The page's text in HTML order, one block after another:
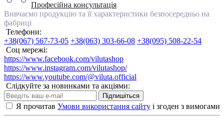
Професійна консультація
Вивчаємо продукцію та її характеристики безпосередньо на
фабриці
Телефони:
+38(067) 567-73-05 +38(063) 303-66-08 +38(095) 508-22-54
Соц мережі:
https://www.facebook.com/vilutashop
https://www.instagram.com/vilutashop/
https://www.youtube.com/@viluta.official
Слідкуйте за новинками та акціями:
Підпишіться
Я прочитав Умови використання сайту і згоден з вимогами